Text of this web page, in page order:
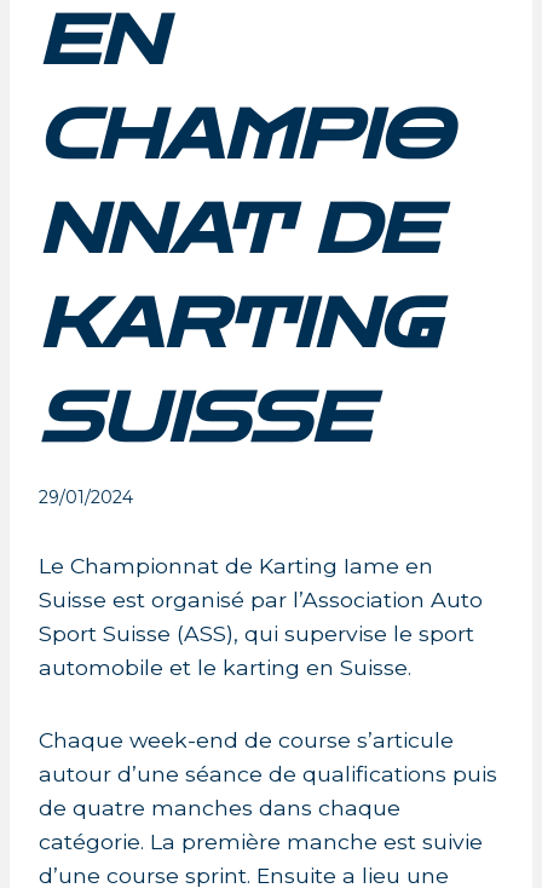
EN
CHAMPIO
NNAT DE
KARTING
SUISSE
29/01/2024
Le Championnat de Karting Iame en
Suisse est organisé par l’Association Auto
Sport Suisse (ASS), qui supervise le sport
automobile et le karting en Suisse.
Chaque week-end de course s’articule
autour d’une séance de qualifications puis
de quatre manches dans chaque
catégorie. La première manche est suivie
d’une course sprint. Ensuite a lieu une